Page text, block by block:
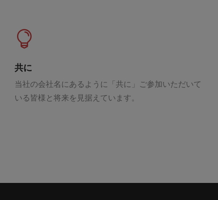
共に
当社の会社名にあるように「共に」ご参加いただいて
いる皆様と将来を見据えています。